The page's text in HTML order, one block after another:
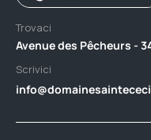
Trovaci
Avenue des Pêcheurs -
Scrivici